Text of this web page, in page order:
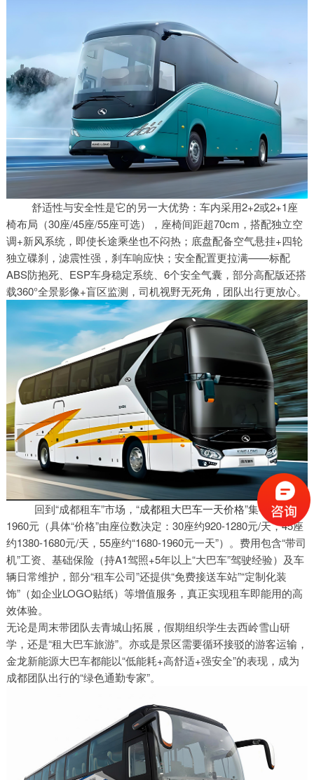
舒适性与安全性是它的另一大优势：车内采用2+2或2+1座
椅布局（30座/45座/55座可选），座椅间距超70cm，搭配独立空
调+新风系统，即使长途乘坐也不闷热；底盘配备空气悬挂+四轮
独立碟刹，滤震性强，刹车响应快；安全配置更拉满——标配
ABS防抱死、ESP车身稳定系统、6个安全气囊，部分高配版还搭
载360°全景影像+盲区监测，司机视野无死角，团队出行更放心。
回到“成都租车”市场，“成都租大巴车一天价格”集中在920-
1960元（具体“价格”由座位数决定：30座约920-1280元/天，45座
约1380-1680元/天，55座约“1680-1960元一天”）。费用包含“带司
机”工资、基础保险（持A1驾照+5年以上“大巴车”驾驶经验）及车
辆日常维护，部分“租车公司”还提供“免费接送车站”“定制化装
饰”（如企业LOGO贴纸）等增值服务，真正实现租车即能用的高
效体验。
无论是周末带团队去青城山拓展，假期组织学生去西岭雪山研
学，还是“租大巴车旅游”。亦或是景区需要循环接驳的游客运输，
金龙新能源大巴车都能以“低能耗+高舒适+强安全”的表现，成为
成都团队出行的“绿色通勤专家”。